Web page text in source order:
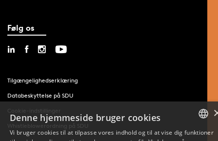
Følg os
Tilgængelighedserklæring
Databeskyttelse på SDU
Cookie-indstillinger
Whistleblowerordning på SDU
Denne hjemmeside bruger cookies
Vi bruger cookies til at tilpasse vores indhold og til at vise dig funktioner